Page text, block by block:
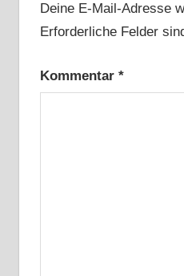
Deine E-Mail-Adresse
Erforderliche Felder
Kommentar *